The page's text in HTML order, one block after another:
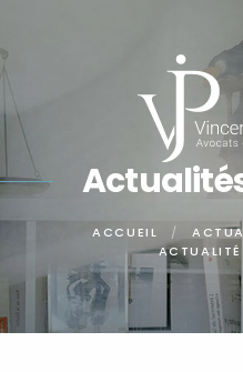
Panneau de gestion des
ACCUEIL